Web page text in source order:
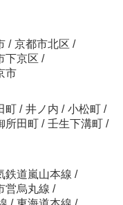
/ 京都市北区 /
下京区 /
市
町 / 井ノ内 / 小松町 /
所田町 / 壬生下溝町 /
鉄道嵐山本線 /
営烏丸線 /